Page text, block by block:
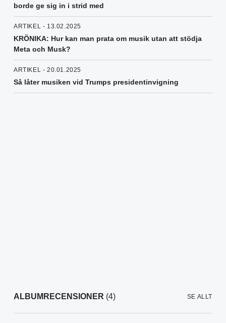
borde ge sig in i strid med
ARTIKEL - 13.02.2025
KRÖNIKA: Hur kan man prata om musik utan att stödja
Meta och Musk?
ARTIKEL - 20.01.2025
Så låter musiken vid Trumps presidentinvigning
ALBUMRECENSIONER (4) SE ALLT